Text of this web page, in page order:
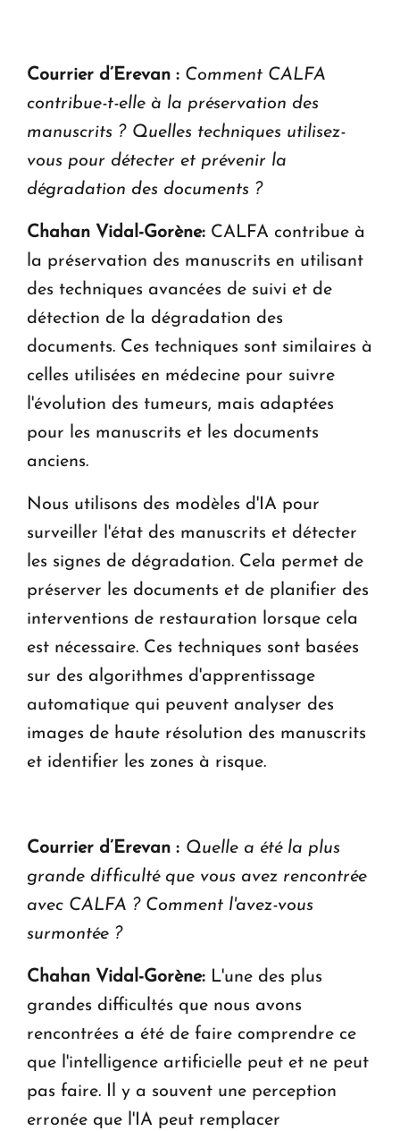
Courrier d’Erevan : Comment CALFA
contribue-t-elle à la préservation des
manuscrits ? Quelles techniques utilisez-
vous pour détecter et prévenir la
dégradation des documents ?
Chahan Vidal-Gorène: CALFA contribue à
la préservation des manuscrits en utilisant
des techniques avancées de suivi et de
détection de la dégradation des
documents. Ces techniques sont similaires à
celles utilisées en médecine pour suivre
l'évolution des tumeurs, mais adaptées
pour les manuscrits et les documents
anciens.
Nous utilisons des modèles d'IA pour
surveiller l'état des manuscrits et détecter
les signes de dégradation. Cela permet de
préserver les documents et de planifier des
interventions de restauration lorsque cela
est nécessaire. Ces techniques sont basées
sur des algorithmes d'apprentissage
automatique qui peuvent analyser des
images de haute résolution des manuscrits
et identifier les zones à risque.
Courrier d’Erevan : Quelle a été la plus
grande difficulté que vous avez rencontrée
avec CALFA ? Comment l'avez-vous
surmontée ?
Chahan Vidal-Gorène: L'une des plus
grandes difficultés que nous avons
rencontrées a été de faire comprendre ce
que l'intelligence artificielle peut et ne peut
pas faire. Il y a souvent une perception
erronée que l'IA peut remplacer